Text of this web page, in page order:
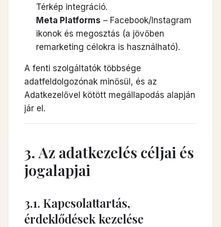
Térkép integráció.
Meta Platforms – Facebook/Instagram
ikonok és megosztás (a jövőben
remarketing célokra is használható).
A fenti szolgáltatók többsége
adatfeldolgozónak minősül, és az
Adatkezelővel kötött megállapodás alapján
jár el.
3. Az adatkezelés céljai és
jogalapjai
3.1. Kapcsolattartás,
érdeklődések kezelése